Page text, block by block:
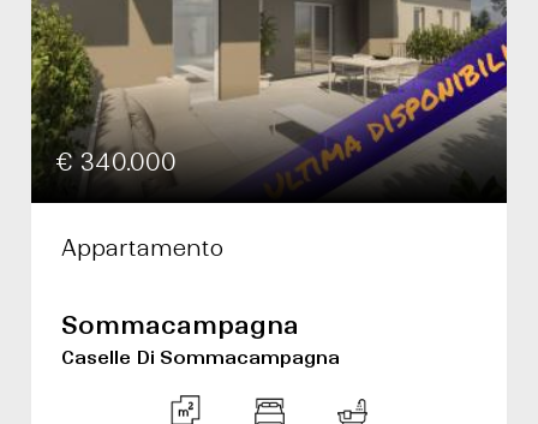
€ 340.000
Appartamento
Sommacampagna
Caselle Di Sommacampagna